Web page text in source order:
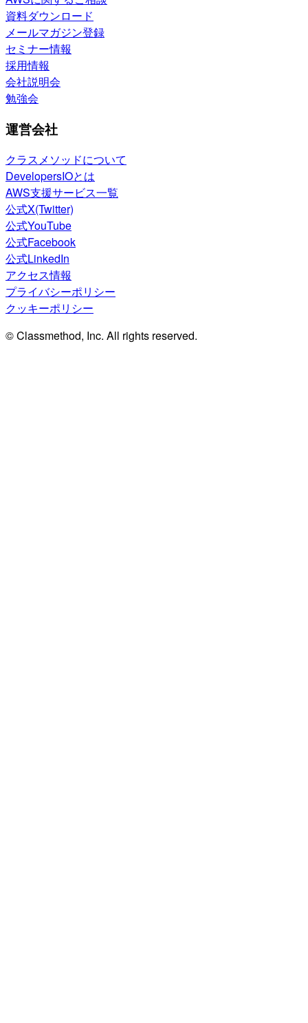
資料ダウンロード
メールマガジン登録
セミナー情報
採用情報
会社説明会
勉強会
運営会社
クラスメソッドについて
DevelopersIOとは
AWS支援サービス一覧
公式X(Twitter)
公式YouTube
公式Facebook
公式LinkedIn
アクセス情報
プライバシーポリシー
クッキーポリシー
© Classmethod, Inc. All rights reserved.